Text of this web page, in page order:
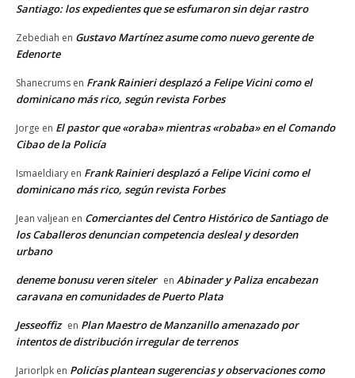
Santiago: los expedientes que se esfumaron sin dejar rastro
Zebediah en Gustavo Martínez asume como nuevo gerente de
Edenorte
Shanecrums en Frank Rainieri desplazó a Felipe Vicini como el
dominicano más rico, según revista Forbes
Jorge en El pastor que «oraba» mientras «robaba» en el Comando
Cibao de la Policía
Ismaeldiary en Frank Rainieri desplazó a Felipe Vicini como el
dominicano más rico, según revista Forbes
Jean valjean en Comerciantes del Centro Histórico de Santiago de
los Caballeros denuncian competencia desleal y desorden
urbano
deneme bonusu veren siteler en Abinader y Paliza encabezan
caravana en comunidades de Puerto Plata
Jesseoffiz en Plan Maestro de Manzanillo amenazado por
intentos de distribución irregular de terrenos
Jariorlpk en Policías plantean sugerencias y observaciones como